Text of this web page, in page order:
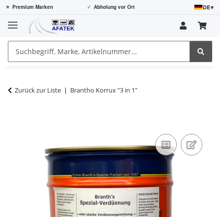
⭐ Premium Marken ✓ Abholung vor Ort DE▾
Zurück zur Liste Brantho Korrux "3 in 1"